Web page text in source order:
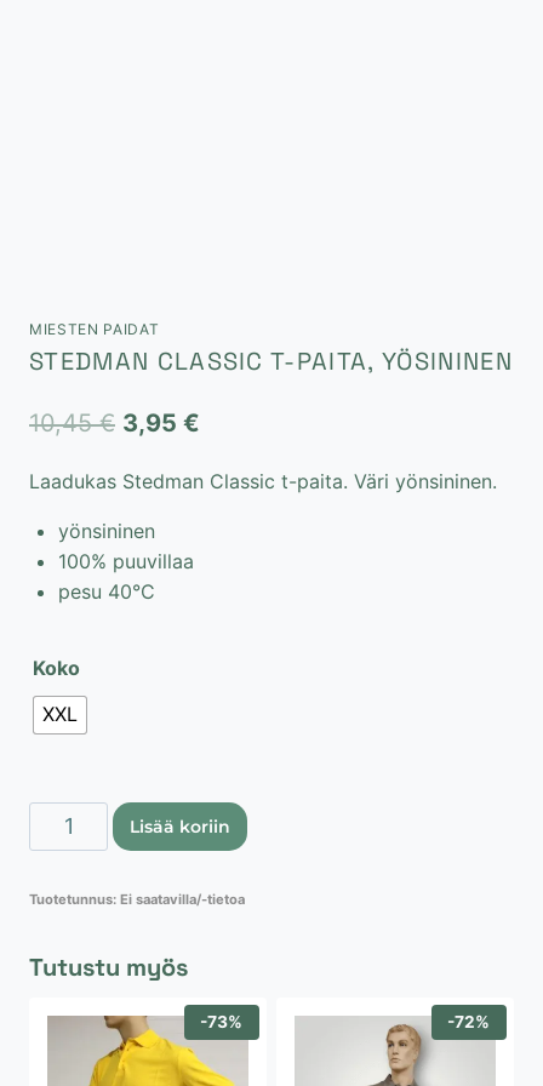
MIESTEN PAIDAT
STEDMAN CLASSIC T-PAITA, YÖSININEN
10,45€ Alkuperäinen
oli:
10,45 €.
3,95 €
on:
Laadukas Stedman Classic t-paita. Väri yönsininen.
yönsininen
100% puuvillaa
pesu 40°C
Koko
XXL
Stedman
Classic
paita,
määrä
Lisää koriin
Tuotetunnus: Ei saatavilla/-tietoa
Tutustu myös
-73% -72%